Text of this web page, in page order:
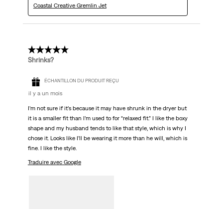
Coastal Creative Gremlin Jet
5 étoile(s) sur 5.
Shrinks?
ÉCHANTILLON DU PRODUIT REÇU
il y a un mois
I’m not sure if it’s because it may have shrunk in the dryer but
it is a smaller fit than I’m used to for “relaxed fit.” I like the boxy
shape and my husband tends to like that style, which is why I
chose it. Looks like I’ll be wearing it more than he will, which is
fine. I like the style.
Traduire avec Google